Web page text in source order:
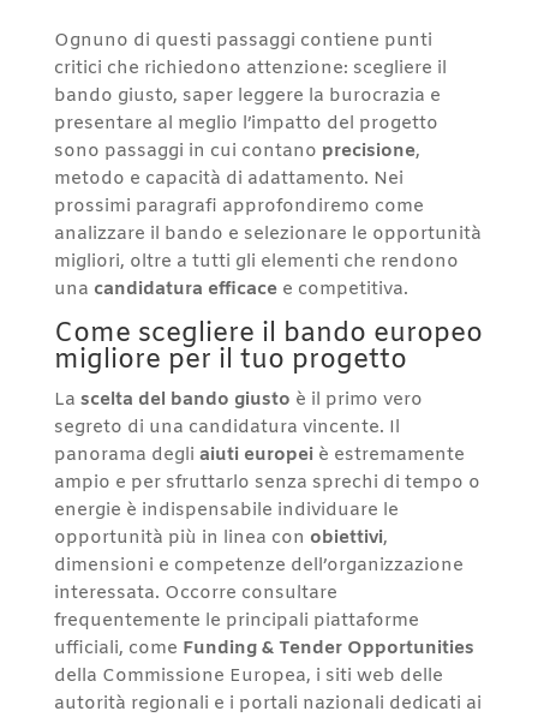
Ognuno di questi passaggi contiene punti
critici che richiedono attenzione: scegliere il
bando giusto, saper leggere la burocrazia e
presentare al meglio l’impatto del progetto
sono passaggi in cui contano precisione,
metodo e capacità di adattamento. Nei
prossimi paragrafi approfondiremo come
analizzare il bando e selezionare le opportunità
migliori, oltre a tutti gli elementi che rendono
una candidatura efficacee competitiva.
Come scegliere il bando europeo
migliore per il tuo progetto
La scelta del bando giusto è il primo vero
segreto di una candidatura vincente. Il
panorama degli aiuti europeiè estremamente
ampio e per sfruttarlo senza sprechi di tempo o
energie è indispensabile individuare le
opportunità più in linea con obiettivi,
dimensioni e competenze dell’organizzazione
interessata. Occorre consultare
frequentemente le principali piattaforme
ufficiali, come Funding & Tender Opportunities
della Commissione Europea, i siti web delle
autorità regionali e i portali nazionali dedicati ai